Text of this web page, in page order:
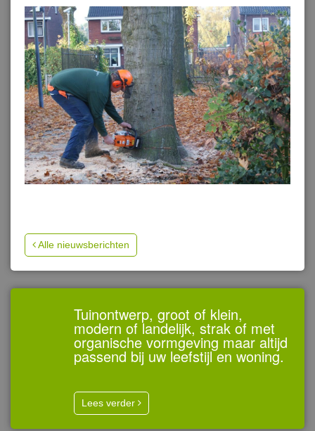
Alle nieuwsberichten
Tuinontwerp, groot of klein,
modern of landelijk, strak of met
organische vormgeving maar altijd
passend bij uw leefstijl en woning.
Lees verder